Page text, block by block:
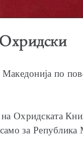
Македонија по
Охридската
за Република